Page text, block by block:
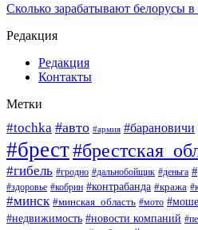
Сколько зарабатывают белорусы
Редакция
Редакция
Контакты
Метки
#tochka #авто #армия #барановичи
#брест
#гибель #гродно #дальнобойщик #деньга
#здоровье #кобрин #контрабанда #кража
#минск #минская_область #мото
#недвижимость #новости компаний